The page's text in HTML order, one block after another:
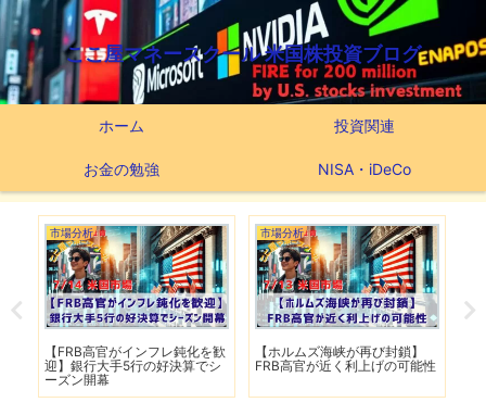
ここ屋マネースクール 米国株投資ブログ
ホーム 投資関連
お金の勉強 NISA・iDeCo
市場分析
【FRB高官がインフレ鈍化を歓
迎】銀行大手5行の好決算でシ
ーズン開幕
市場分析
【ホルムズ海峡が再び封鎖】
FRB高官が近く利上げの可能性